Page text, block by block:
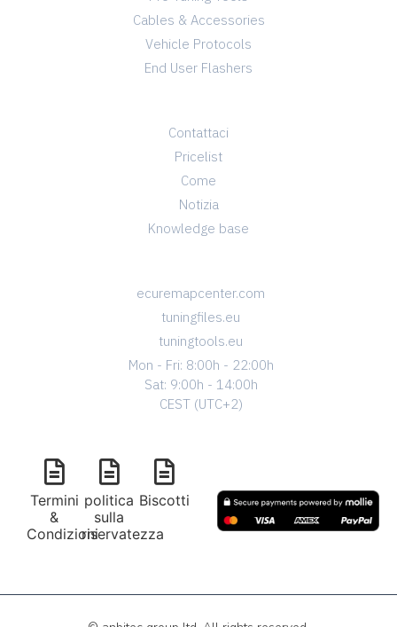
Cables & Accessories
Vehicle Protocols
End User Flashers
Contattaci
Pricelist
Come
Notizia
Knowledge base
ecuremapcenter.com
tuningfiles.eu
tuningtools.eu
Mon - Fri: 8:00h - 22:00h
Sat: 9:00h - 14:00h
CEST (UTC+2)
Termini
&
Condizioni
politica
sulla
riservatezza
Biscotti